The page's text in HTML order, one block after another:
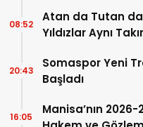
Atan da Tutan da
Yıldızlar Aynı
08:52
Somaspor Yeni
Başladı
20:43
Manisa’nın
16:05